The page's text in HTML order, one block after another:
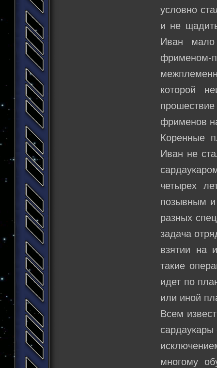
условно
и не
Иван
фрименом-
которой
фрименов
Коренные
Иван не
четырех
позывным
разных
задача
взятии на
такие
идет по
или иной
Всем
многому